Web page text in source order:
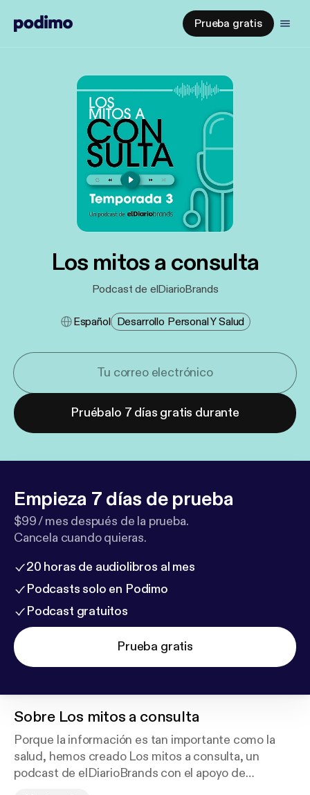
Prueba gratis
Los mitos a consulta
Podcast de elDiarioBrands
Español Desarrollo Personal Y Salud
Pruébalo 7 días gratis durante
Empieza 7 días de prueba
$99 / mes después de la prueba.
Cancela cuando quieras.
20 horas de audiolibros al mes
Podcasts solo en Podimo
Podcast gratuitos
Prueba gratis
Sobre Los mitos a consulta
Porque la información es tan importante como la
salud, hemos creado Los mitos a consulta, un
podcast de elDiarioBrands con el apoyo de